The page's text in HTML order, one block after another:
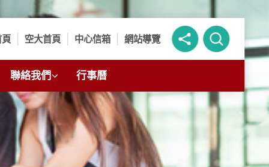
空大首頁 中心信箱 網站導覽
聯絡我們 行事曆